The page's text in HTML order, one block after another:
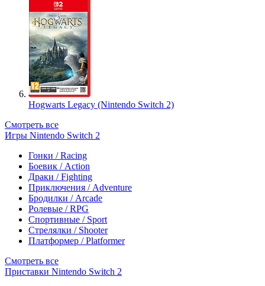
Hogwarts Legacy (Nintendo Switch 2)
Смотреть все
Игры Nintendo Switch 2
Гонки / Racing
Боевик / Action
Драки / Fighting
Приключения / Adventure
Бродилки / Arcade
Ролевые / RPG
Спортивные / Sport
Стрелялки / Shooter
Платформер / Platformer
Смотреть все
Приставки Nintendo Switch 2